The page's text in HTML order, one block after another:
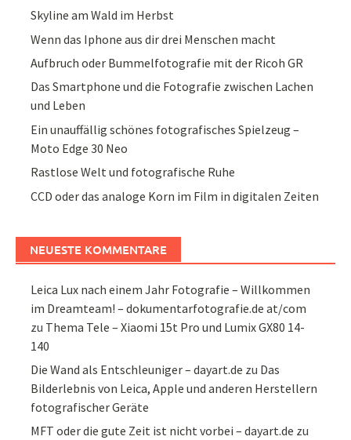
Skyline am Wald im Herbst
Wenn das Iphone aus dir drei Menschen macht
Aufbruch oder Bummelfotografie mit der Ricoh GR
Das Smartphone und die Fotografie zwischen Lachen
und Leben
Ein unauffällig schönes fotografisches Spielzeug –
Moto Edge 30 Neo
Rastlose Welt und fotografische Ruhe
CCD oder das analoge Korn im Film in digitalen Zeiten
NEUESTE KOMMENTARE
Leica Lux nach einem Jahr Fotografie – Willkommen
im Dreamteam! – dokumentarfotografie.de at/com
zu Thema Tele – Xiaomi 15t Pro und Lumix GX80 14-
140
Die Wand als Entschleuniger – dayart.de zu Das
Bilderlebnis von Leica, Apple und anderen Herstellern
fotografischer Geräte
MFT oder die gute Zeit ist nicht vorbei – dayart.de zu